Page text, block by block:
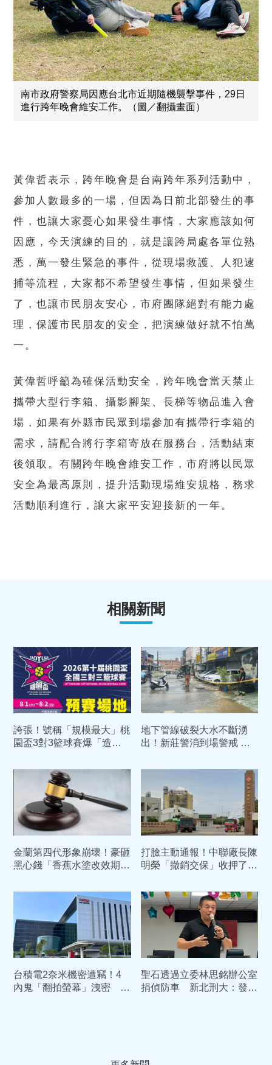
南市政府警察局因應台北市近期隨機襲擊事件，29日
進行跨年晚會維安工作。（圖／翻攝畫面）
黃偉哲表示，跨年晚會是台南跨年系列活動中，
參加人數最多的一場，但因為日前北部發生的事
件，也讓大家憂心如果發生事情，大家應該如何
因應，今天演練的目的，就是讓跨局處各單位熟
悉，萬一發生緊急的事件，從現場救護、人犯逮
捕等流程，大家都不希望發生事情，但如果發生
了，也讓市民朋友安心，市府團隊絕對有能力處
理，保護市民朋友的安全，把演練做好就不怕萬
一。
黃偉哲呼籲為確保活動安全，跨年晚會當天禁止
攜帶大型行李箱、攝影腳架、長梯等物品進入會
場，如果有外縣市民眾到場參加有攜帶行李箱的
需求，請配合將行李箱寄放在服務台，活動結束
後領取。有關跨年晚會維安工作，市府將以民眾
安全為最高原則，提升活動現場維安規格，務求
活動順利進行，讓大家平安迎接新的一年。
相關新聞
誇張！號稱「規模最大」桃
園盃3對3籃球賽爆「造假
生成
地下管線破裂大水不斷湧
出！新莊警消到場警戒 聯
金蘭第四代形象崩壞！豪砸
黑心錢「香蕉水塗改效期」
賣
打臉主動通報！中聯廠長陳
明榮「撤銷交保」收押了
標
台積電2奈米機密遭竊！4
內鬼「翻拍螢幕」洩密 主
聖石透過立委林思銘辦公室
捐偵防車 新北刑大：發現